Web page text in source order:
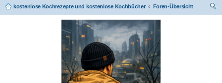
kostenlose Kochrezepte und kostenlose Kochbücher
Foren-Übersicht